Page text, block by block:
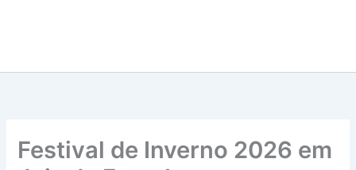
Festival de Inverno 2026 em